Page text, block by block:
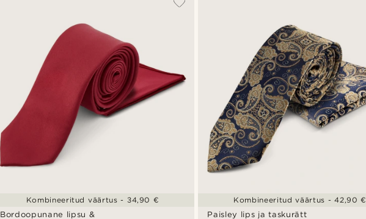
Bordoopunane lipsu &
Kombineeritud väärtus - 34,90 €
Paisley lips ja taskurätt
Kombineeritud väärtus - 42,90 €